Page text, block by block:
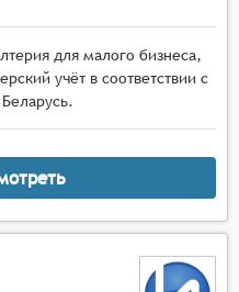
для малого бизнеса,
учёт в соответствии с